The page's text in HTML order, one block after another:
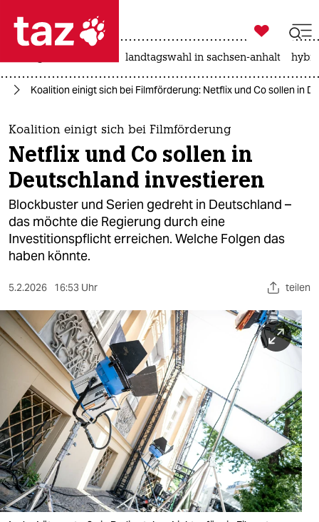
 taz zahl ich
taz zahl ich
themen
politik
öko
gesellschaft
kultur
sport
berlin
nord
wahrheit
verlag
verlag
veranstaltungen
shop

taz zahl ich
landtagswahl in sachsen-anhalt
Koalition einigt sich bei Filmförderung: Netflix und Co sollen in
Koalition einigt sich bei Filmförderung
Netflix und Co sollen in
Deutschland investieren
Blockbuster und Serien gedreht in Deutschland –
das möchte die Regierung durch eine
Investitionspflicht erreichen. Welche Folgen das
haben könnte.
5.2.2026 16:53 Uhr teilen